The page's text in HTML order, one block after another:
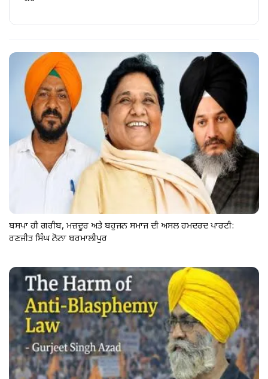
ਬਸਪਾ ਹੀ ਗਰੀਬ, ਮਜ਼ਦੂਰ ਅਤੇ ਬਹੁਜਨ ਸਮਾਜ ਦੀ ਅਸਲ ਹਮਦਰਦ ਪਾਰਟੀ:
ਰਣਜੀਤ ਸਿੰਘ ਨੋਨਾ ਬਰਮਾਲੀਪੁਰ